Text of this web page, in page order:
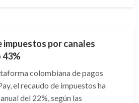
impuestos por canales
colombiana de pagos
el recaudo de impuestos ha
del 22%, según las